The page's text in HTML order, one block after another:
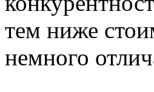
тем ниже
немного